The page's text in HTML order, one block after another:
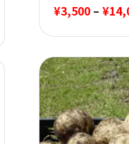
¥3,500 – ¥